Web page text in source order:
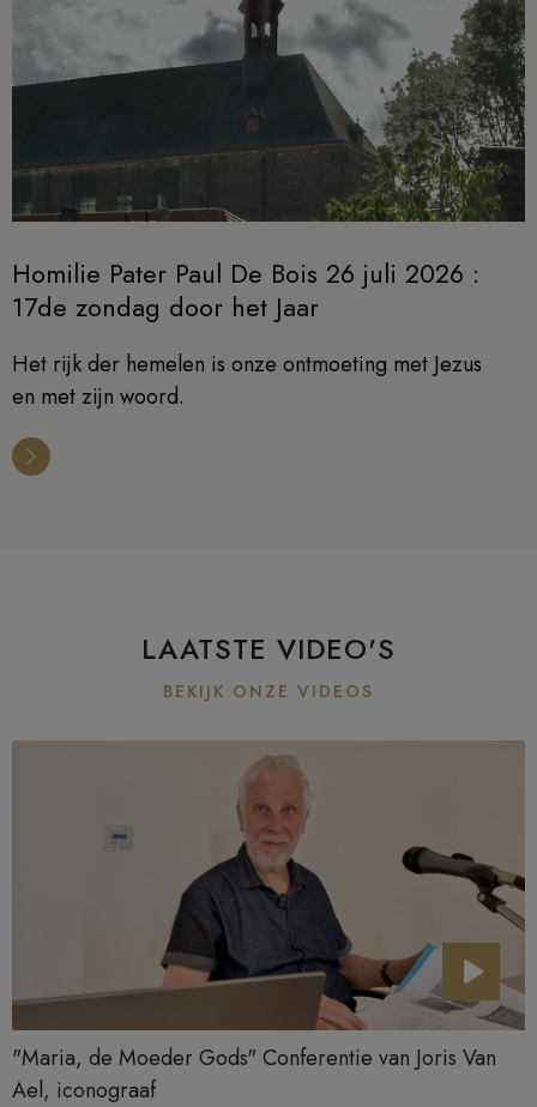
Homilie Pater Paul De Bois 26 juli 2026 :
17de zondag door het Jaar
Het rijk der hemelen is onze ontmoeting met Jezus
en met zijn woord.
LAATSTE VIDEO'S
BEKIJK ONZE VIDEOS
"Maria, de Moeder Gods" Conferentie van Joris Van
Ael, iconograaf